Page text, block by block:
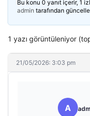
Bu konu 0 yanıt içerir, 1
admin tarafından
1 yazı görüntüleniyor
21/05/2026: 3:03 pm
A